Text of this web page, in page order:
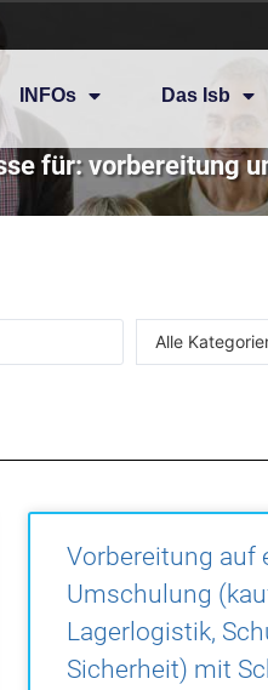
INFOs Das Isb
für: vorbereitung
Alle
Vorbereitung auf
Umschulung
Lagerlogistik,
Sicherheit) mit